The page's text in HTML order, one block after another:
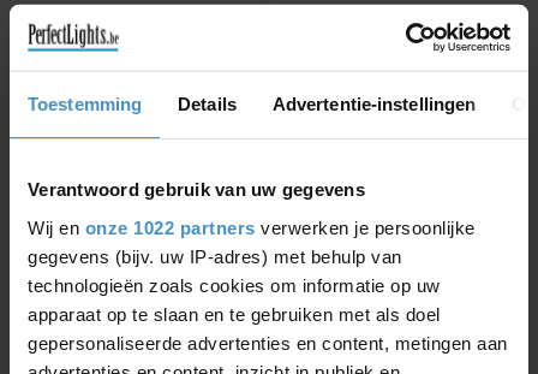
Toestemming Details Advertentie-instellingen
Verantwoord gebruik van uw gegevens
Wij en onze 1022 partners verwerken je persoonlijke
gegevens (bijv. uw IP-adres) met behulp van
technologieën zoals cookies om informatie op uw
apparaat op te slaan en te gebruiken met als doel
gepersonaliseerde advertenties en content, metingen aan
WANDLAMP BOX MINI
1.0 PAR16
Geborsteld Alu of Koper
€70,92
Toon1-1van 1